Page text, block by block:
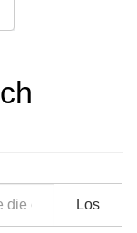
Los